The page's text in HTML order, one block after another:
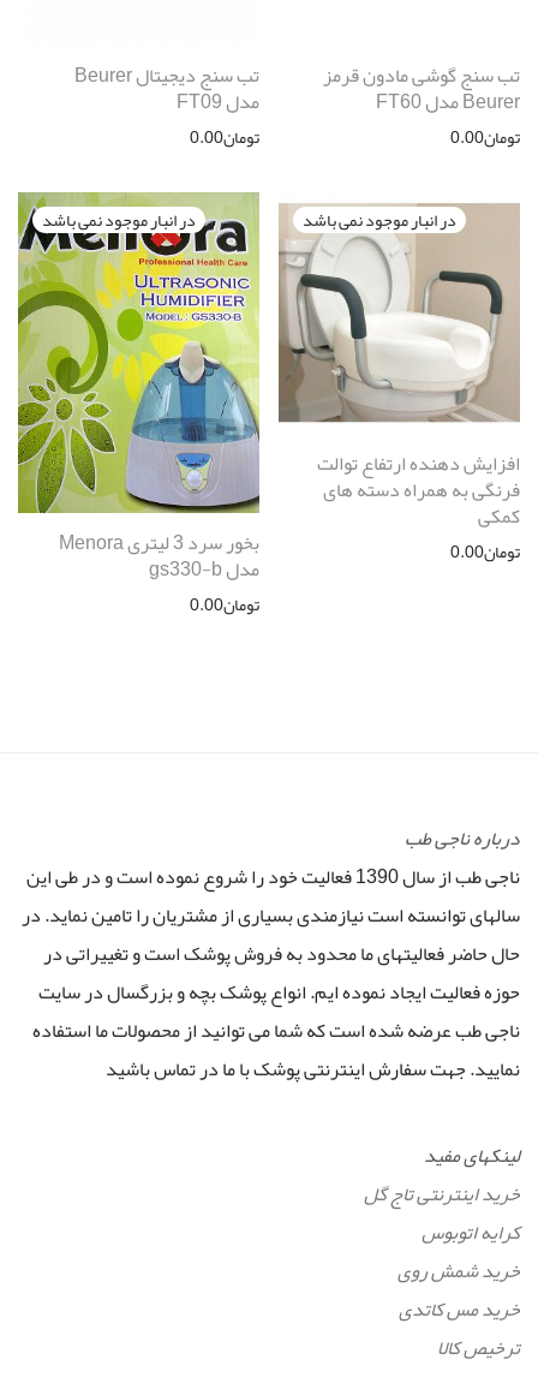
تب سنج گوشی مادون قرمز
Beurer مدل FT60
تومان0.00
تب سنج دیجیتال Beurer
مدل FT09
تومان0.00
افزایش دهنده ارتفاع توالت
فرنگی به همراه دسته های
کمکی
تومان0.00 بخور سرد 3 لیتری Menora
مدل gs330-b
تومان0.00
درباره ناجی طب
ناجی طب از سال 1390 فعالیت خود را شروع نموده است و در طی این
سالهای توانسته است نیازمندی بسیاری از مشتریان را تامین نماید. در
حال حاضر فعالیتهای ما محدود به فروش پوشک است و تغییراتی در
حوزه فعالیت ایجاد نموده ایم. انواع پوشک بچه و بزرگسال در سایت
ناجی طب عرضه شده است که شما می توانید از محصولات ما استفاده
نمایید. جهت سفارش اینترنتی پوشک با ما در تماس باشید
لینکهای مفید
خرید اینترنتی تاج گل
کرایه اتوبوس
خرید شمش روی
خرید مس کاتدی
ترخیص کالا